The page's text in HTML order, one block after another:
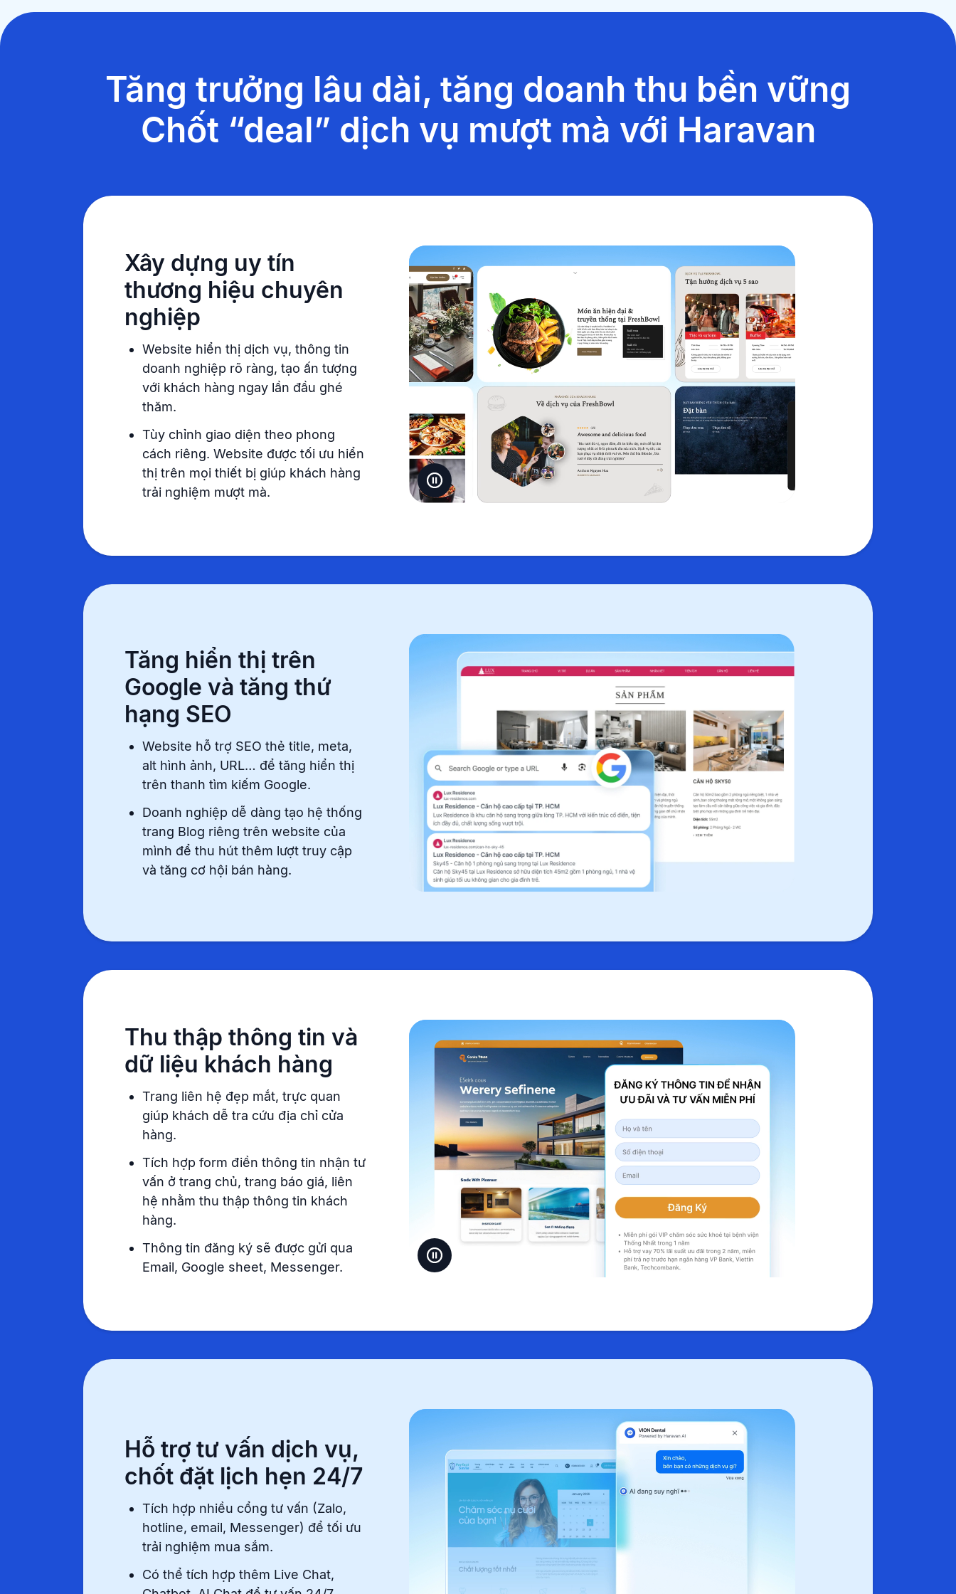
Tăng trưởng lâu dài, tăng doanh thu bền vững
Chốt “deal” dịch vụ mượt mà với Haravan
Xây dựng uy tín
thương hiệu chuyên
nghiệp
Website hiển thị dịch vụ, thông tin
doanh nghiệp rõ ràng, tạo ấn tượng
với khách hàng ngay lần đầu ghé
thăm.
Tùy chỉnh giao diện theo phong
cách riêng. Website được tối ưu hiển
thị trên mọi thiết bị giúp khách hàng
trải nghiệm mượt mà.
Tăng hiển thị trên
Google và tăng thứ
hạng SEO
Website hỗ trợ SEO thẻ title, meta,
alt hình ảnh, URL… để tăng hiển thị
trên thanh tìm kiếm Google.
Doanh nghiệp dễ dàng tạo hệ thống
trang Blog riêng trên website của
mình để thu hút thêm lượt truy cập
và tăng cơ hội bán hàng.
Thu thập thông tin và
dữ liệu khách hàng
Trang liên hệ đẹp mắt, trực quan
giúp khách dễ tra cứu địa chỉ cửa
hàng.
Tích hợp form điền thông tin nhận tư
vấn ở trang chủ, trang báo giá, liên
hệ nhằm thu thập thông tin khách
hàng.
Thông tin đăng ký sẽ được gửi qua
Email, Google sheet, Messenger.
Hỗ trợ tư vấn dịch vụ,
chốt đặt lịch hẹn 24/7
Tích hợp nhiều cổng tư vấn (Zalo,
hotline, email, Messenger) để tối ưu
trải nghiệm mua sắm.
Có thể tích hợp thêm Live Chat,